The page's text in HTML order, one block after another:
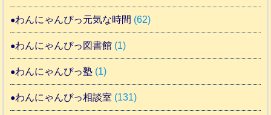
わんにゃんぴっ元気な時間 (62)
わんにゃんぴっ図書館 (1)
わんにゃんぴっ塾 (1)
わんにゃんぴっ相談室 (131)